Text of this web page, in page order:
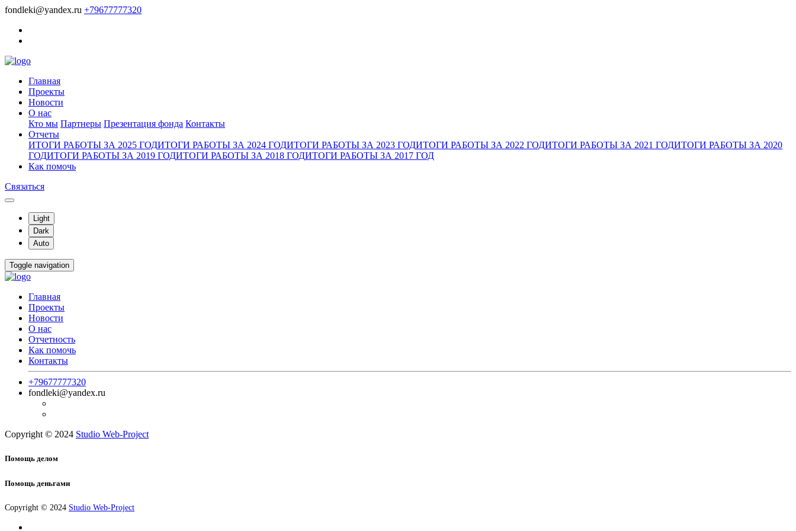
fondleki@yandex.ru +79677777320
Главная
Проекты
Новости
О нас
Кто мы Партнеры Презентация фонда Контакты
Отчеты
ИТОГИ РАБОТЫ ЗА 2025 ГОДИТОГИ РАБОТЫ ЗА 2024 ГОДИТОГИ РАБОТЫ ЗА 2023 ГОДИТОГИ РАБОТЫ ЗА 2022 ГОДИТОГИ РАБОТЫ ЗА 2021 ГОДИТОГИ РАБОТЫ ЗА 2020
ГОДИТОГИ РАБОТЫ ЗА 2019 ГОДИТОГИ РАБОТЫ ЗА 2018 ГОДИТОГИ РАБОТЫ ЗА 2017 ГОД
Как помочь
Связаться
Light
Dark
Auto
Toggle navigation
Главная
Проекты
Новости
О нас
Отчетность
Как помочь
Контакты
+79677777320
fondleki@yandex.ru
Copyright © 2024 Studio Web-Project
Помощь делом
Помощь деньгами
Copyright © 2024 Studio Web-Project